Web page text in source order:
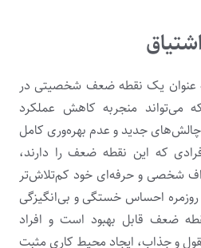
عنوان یک نقطه ضعف شخصیتی در
می‌تواند منجربه کاهش عملکرد
جدید و عدم بهره‌وری کامل
که این نقطه ضعف را دارند،
شخصی و حرفه‌ای خود کم‌تلاش‌تر
روزمره احساس خستگی و بی‌انگیزگی
ضعف قابل بهبود است و افراد
و جذاب، ایجاد محیط کاری مثبت